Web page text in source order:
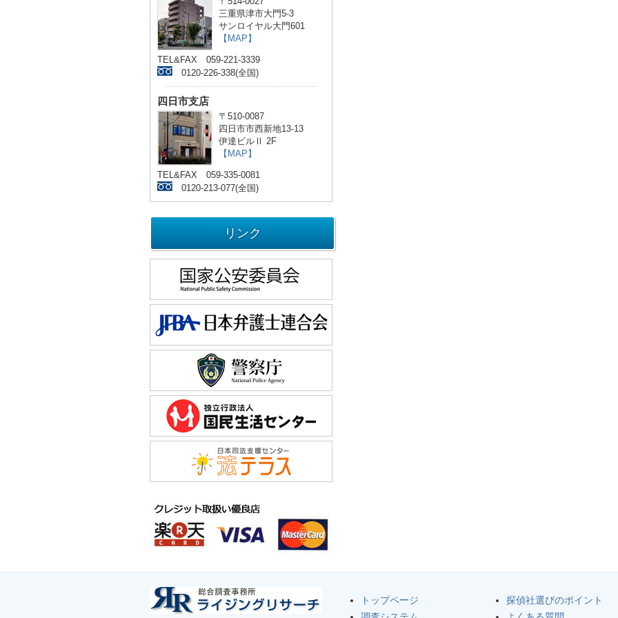
三重県津市大門5-3
サンロイヤル大門601
【MAP】
TEL&FAX 059-221-3339
0120-226-338(全国)
四日市支店
〒510-0087
四日市市西新地13-13
伊達ビルⅡ 2F
【MAP】
TEL&FAX 059-335-0081
0120-213-077(全国)
リンク
トップページ
探偵社選びのポイント